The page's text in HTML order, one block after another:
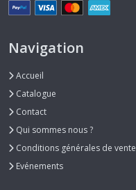
Navigation
Accueil
Catalogue
Contact
Qui sommes nous ?
Conditions générales de vente
Evénements